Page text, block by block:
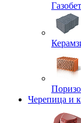
Черепица и